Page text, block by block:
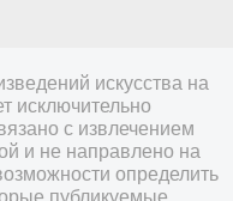
искусства на
исключительно
с извлечением
и не направлено на
определить
публикуемые